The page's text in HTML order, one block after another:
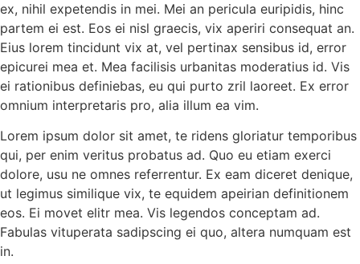
ex, nihil expetendis in mei. Mei an pericula euripidis, hinc
partem ei est. Eos ei nisl graecis, vix aperiri consequat an.
Eius lorem tincidunt vix at, vel pertinax sensibus id, error
epicurei mea et. Mea facilisis urbanitas moderatius id. Vis
ei rationibus definiebas, eu qui purto zril laoreet. Ex error
omnium interpretaris pro, alia illum ea vim.
Lorem ipsum dolor sit amet, te ridens gloriatur temporibus
qui, per enim veritus probatus ad. Quo eu etiam exerci
dolore, usu ne omnes referrentur. Ex eam diceret denique,
ut legimus similique vix, te equidem apeirian definitionem
eos. Ei movet elitr mea. Vis legendos conceptam ad.
Fabulas vituperata sadipscing ei quo, altera numquam est
in.